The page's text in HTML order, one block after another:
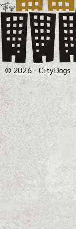
© 2026 - CityDogs